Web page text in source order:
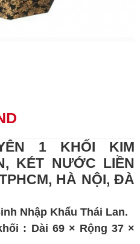
1 KHỐI KIM
KÉT NƯỚC LIỀN
HÀ NỘI, ĐÀ
Nhập Khẩu Thái Lan.
: Dài 69 × Rộng 37 ×